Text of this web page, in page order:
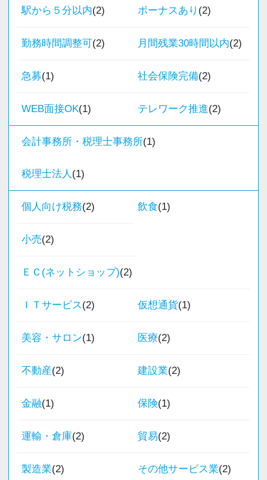
「応募する」からお気軽にご連絡ください。
完全在宅会計スタッフとして、会計業務全般を
・記帳代行
・年末調整業務
・申告書作成補助
・決算業務
・資料やデータの整理
・電話、メール対応
・その他付随する業務
これまでの会計事務所や経理経験を活かしてご
また、経験やスキルに応じて徐々に担当する業
務の幅を広げていただきます。
将来的には申告書レビューなど、専門性を高め
どこでも通用する実務スキルを身につけなが
★
よく働ける環境づくりを大切にしています。
駅から５分以内(2) ボーナスあり (2)
勤務時間調整可(2) 月間残業30時間以内(2)
急募(1) 社会保険完備(2)
WEB面接OK(1) テレワーク推進(2)
会計事務所・税理士事務所(1)
税理士法人 (1)
個人向け税務(2) 飲食(1)
小売(2)
ＥＣ(ネットショップ)(2)
ＩＴサービス(2) 仮想通貨(1)
美容・サロン(1) 医療(2)
不動産(2) 建設業(2)
金融(1) 保険(1)
運輸・倉庫(2) 貿易(2)
製造業(2) その他サービス業(2)